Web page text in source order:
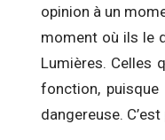
opinion à un
moment où ils le
Lumières. Celles
fonction, puisque
dangereuse.